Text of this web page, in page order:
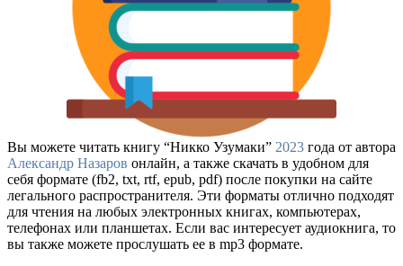
Вы можете читать книгу “Никко Узумаки” 2023 года от автора
Александр Назаров онлайн, а также скачать в удобном для
себя формате (fb2, txt, rtf, epub, pdf) после покупки на сайте
легального распространителя. Эти форматы отлично подходят
для чтения на любых электронных книгах, компьютерах,
телефонах или планшетах. Если вас интересует аудиокнига, то
вы также можете прослушать ее в mp3 формате.